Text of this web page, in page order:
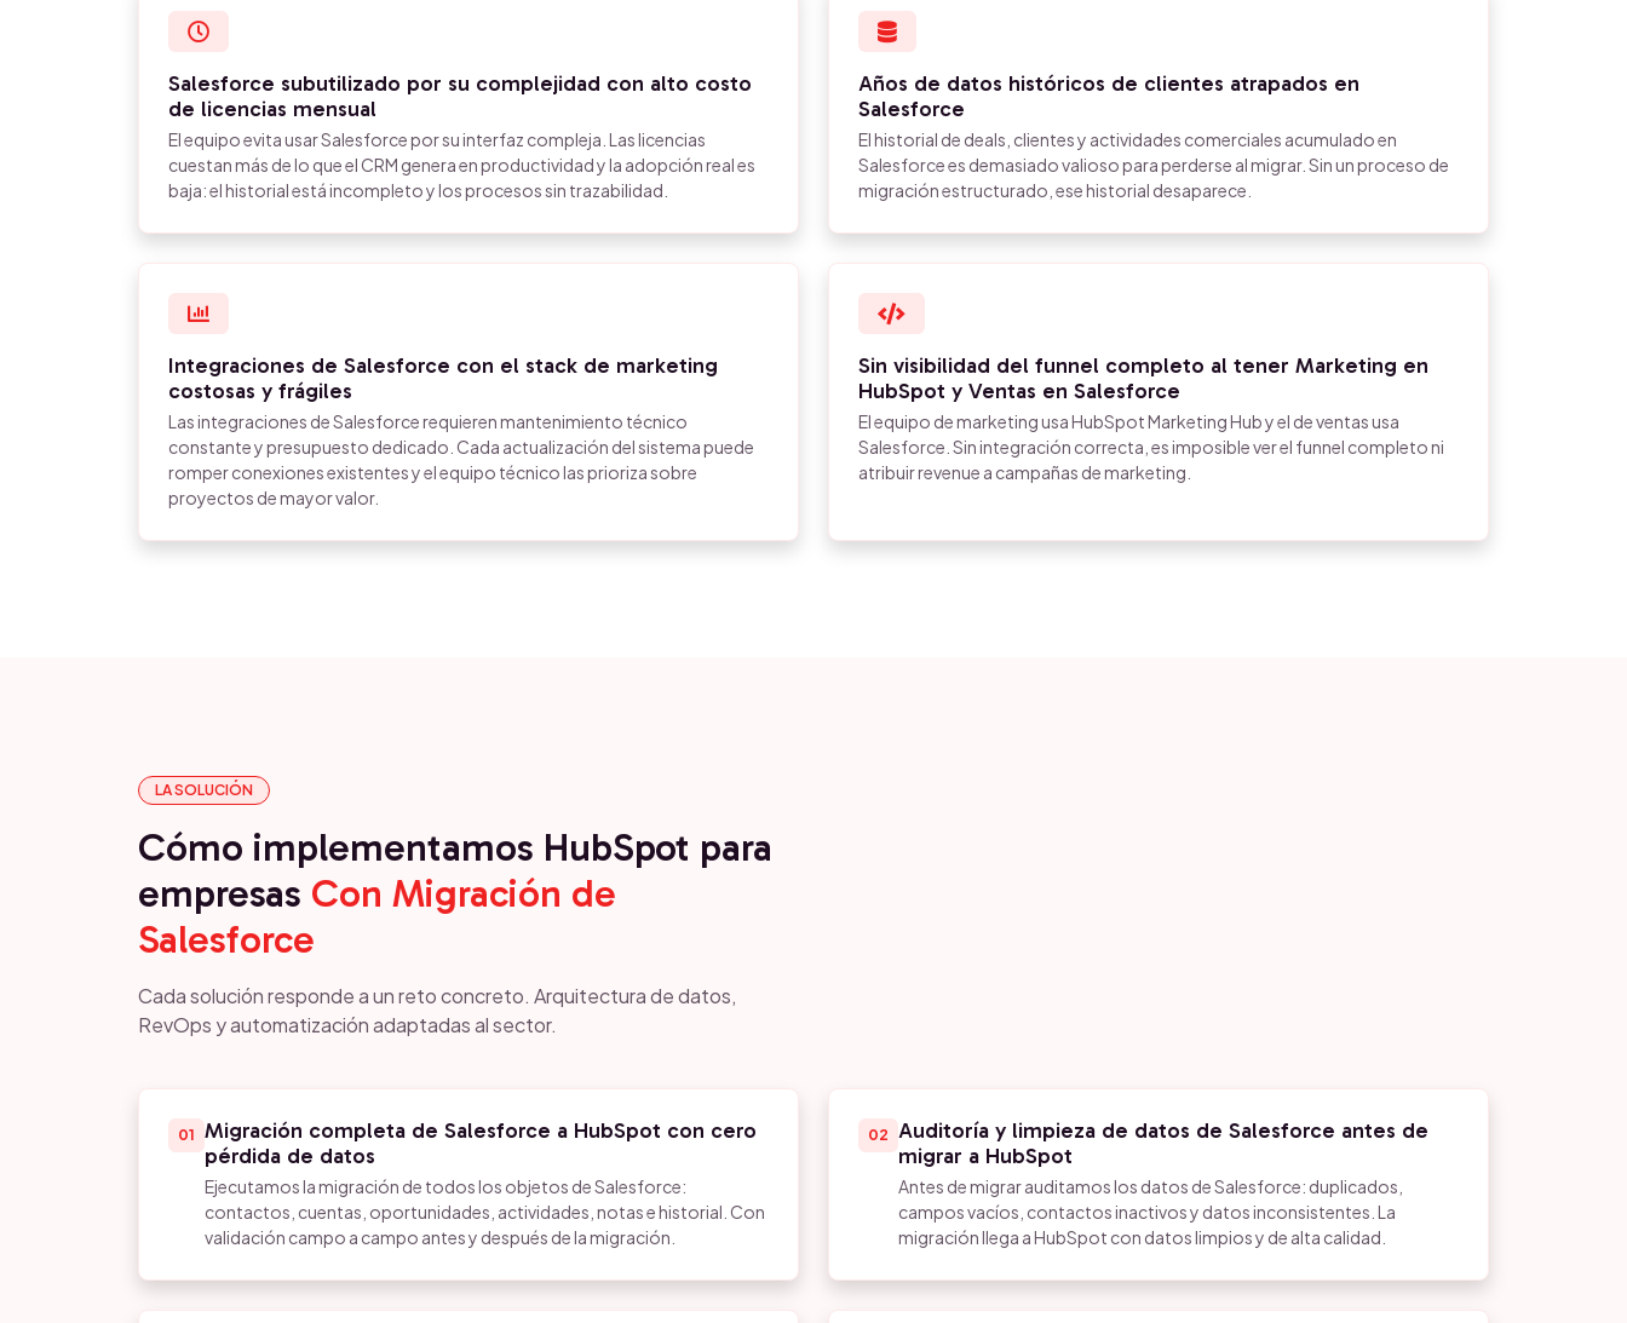
Salesforce subutilizado por su complejidad con alto costo
de licencias mensual
El equipo evita usar Salesforce por su interfaz compleja. Las licencias
cuestan más de lo que el CRM genera en productividad y la adopción real es
baja: el historial está incompleto y los procesos sin trazabilidad.
Años de datos históricos de clientes atrapados en
Salesforce
El historial de deals, clientes y actividades comerciales acumulado en
Salesforce es demasiado valioso para perderse al migrar. Sin un proceso de
migración estructurado, ese historial desaparece.
Integraciones de Salesforce con el stack de marketing
costosas y frágiles
Las integraciones de Salesforce requieren mantenimiento técnico
constante y presupuesto dedicado. Cada actualización del sistema puede
romper conexiones existentes y el equipo técnico las prioriza sobre
proyectos de mayor valor.
Sin visibilidad del funnel completo al tener Marketing en
HubSpot y Ventas en Salesforce
El equipo de marketing usa HubSpot Marketing Hub y el de ventas usa
Salesforce. Sin integración correcta, es imposible ver el funnel completo ni
atribuir revenue a campañas de marketing.
LA SOLUCIÓN
Cómo implementamos HubSpot para
empresas Con Migración de
Salesforce
Cada solución responde a un reto concreto. Arquitectura de datos,
RevOps y automatización adaptadas al sector.
01 Migración completa de Salesforce a HubSpot con cero
pérdida de datos
Ejecutamos la migración de todos los objetos de Salesforce:
contactos, cuentas, oportunidades, actividades, notas e historial. Con
validación campo a campo antes y después de la migración.
02 Auditoría y limpieza de datos de Salesforce antes de
migrar a HubSpot
Antes de migrar auditamos los datos de Salesforce: duplicados,
campos vacíos, contactos inactivos y datos inconsistentes. La
migración llega a HubSpot con datos limpios y de alta calidad.